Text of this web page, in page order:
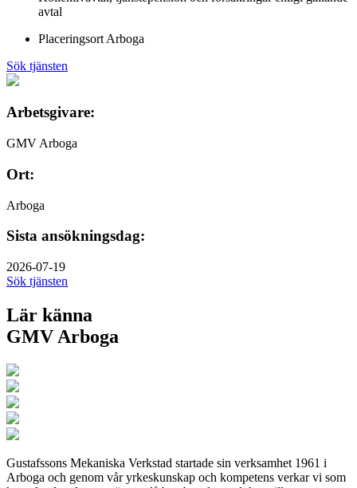
avtal
Placeringsort Arboga
Sök tjänsten
Arbetsgivare:
GMV Arboga
Ort:
Arboga
Sista ansökningsdag:
2026-07-19
Sök tjänsten
Lär känna
GMV Arboga
Gustafssons Mekaniska Verkstad startade sin verksamhet 1961 i
Arboga och genom vår yrkeskunskap och kompetens verkar vi som